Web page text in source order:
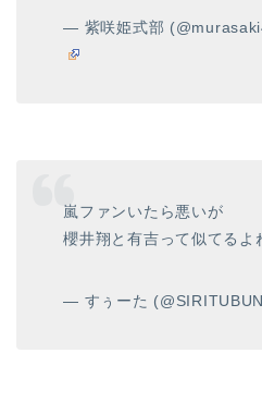
— 紫咲姫式部
嵐ファンいたら悪いが
櫻井翔と有吉って似てるよ
— すぅーた